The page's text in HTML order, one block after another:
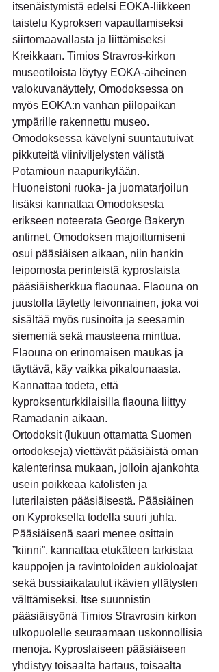
itsenäistymistä edelsi EOKA-liikkeen
taistelu Kyproksen vapauttamiseksi
siirtomaavallasta ja liittämiseksi
Kreikkaan. Timios Stravros-kirkon
museotiloista löytyy EOKA-aiheinen
valokuvanäyttely, Omodoksessa on
myös EOKA:n vanhan piilopaikan
ympärille rakennettu museo.
Omodoksessa kävelyni suuntautuivat
pikkuteitä viiniviljelysten välistä
Potamioun naapurikylään.
Huoneistoni ruoka- ja juomatarjoilun
lisäksi kannattaa Omodoksesta
erikseen noteerata George Bakeryn
antimet. Omodoksen majoittumiseni
osui pääsiäisen aikaan, niin hankin
leipomosta perinteistä kyproslaista
pääsiäisherkkua flaounaa. Flaouna on
juustolla täytetty leivonnainen, joka voi
sisältää myös rusinoita ja seesamin
siemeniä sekä mausteena minttua.
Flaouna on erinomaisen maukas ja
täyttävä, käy vaikka pikalounaasta.
Kannattaa todeta, että
kyproksenturkkilaisilla flaouna liittyy
Ramadanin aikaan.
Ortodoksit (lukuun ottamatta Suomen
ortodokseja) viettävät pääsiäistä oman
kalenterinsa mukaan, jolloin ajankohta
usein poikkeaa katolisten ja
luterilaisten pääsiäisestä. Pääsiäinen
on Kyproksella todella suuri juhla.
Pääsiäisenä saari menee osittain
”kiinni”, kannattaa etukäteen tarkistaa
kauppojen ja ravintoloiden aukioloajat
sekä bussiaikataulut ikävien yllätysten
välttämiseksi. Itse suunnistin
pääsiäisyönä Timios Stravrosin kirkon
ulkopuolelle seuraamaan uskonnollisia
menoja. Kyproslaiseen pääsiäiseen
yhdistyy toisaalta hartaus, toisaalta